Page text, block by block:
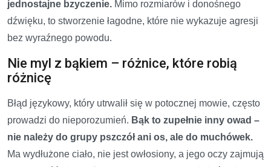
jednostajne bzyczenie. Mimo rozmiarów i donośnego
dźwięku, to stworzenie łagodne, które nie wykazuje agresji
bez wyraźnego powodu.
Nie myl z bąkiem – różnice, które robią
różnicę
Błąd językowy, który utrwalił się w potocznej mowie, często
prowadzi do nieporozumień. Bąk to zupełnie inny owad –
nie należy do grupy pszczół ani os, ale do muchówek.
Ma wydłużone ciało, nie jest owłosiony, a jego oczy zajmują